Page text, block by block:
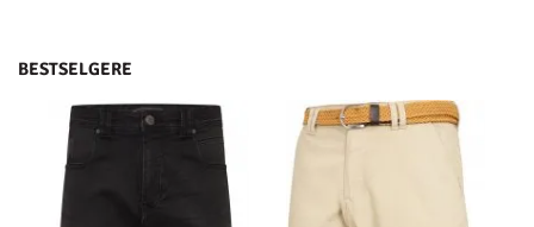
BESTSELGERE